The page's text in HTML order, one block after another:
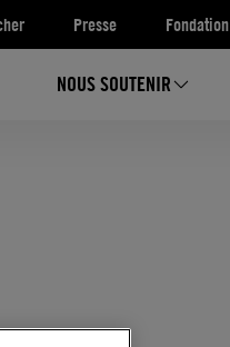
Presse Fondation
NOUS SOUTENIR